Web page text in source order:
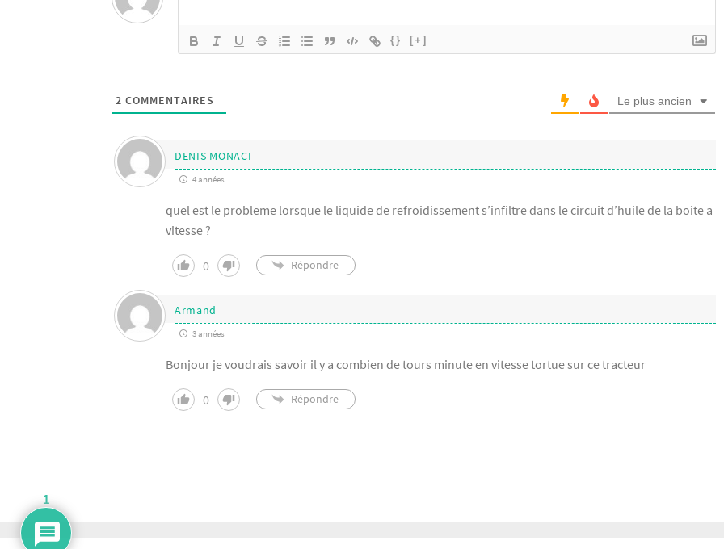
{} [+]
2 COMMENTAIRES Le plus ancien
DENIS MONACI
4 années
quel est le probleme lorsque le liquide de refroidissement s’infiltre dans le circuit d’huile de la boite a
vitesse ?
0 Répondre
Armand
3 années
Bonjour je voudrais savoir il y a combien de tours minute en vitesse tortue sur ce tracteur
0 Répondre
1